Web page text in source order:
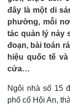
đây là một di
phường, mỗi
tác quản lý nảy
đoạn, bài toán
hiệu quốc tế
cửa…
Ngôi nhà số 15
phố cổ Hội An,